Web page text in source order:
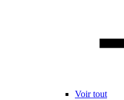
Voir tout